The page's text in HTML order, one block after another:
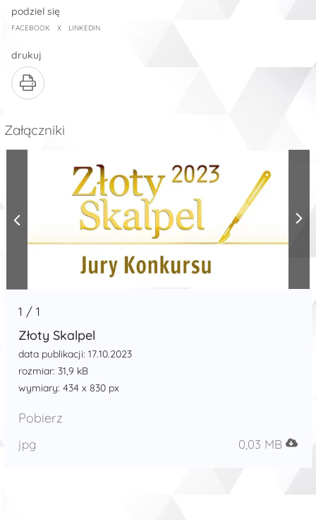
podziel się
FACEBOOK X LINKEDIN
drukuj
Załączniki
1 /1
Złoty Skalpel
data publikacji: 17.10.2023
rozmiar: 31,9 kB
wymiary: 434 x 830 px
Pobierz
jpg 0,03 MB